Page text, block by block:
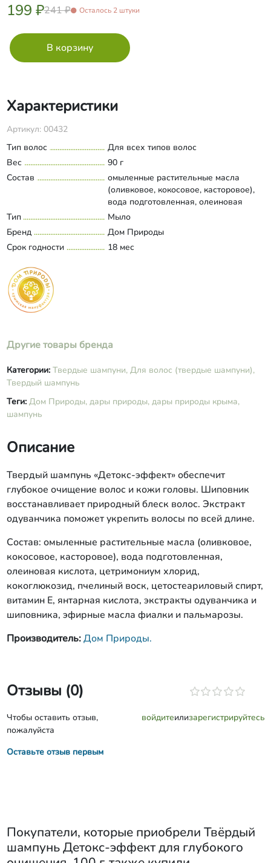
199 ₽241 ₽ Осталось 2 штуки
Характеристики
Артикул: 00432
Тип волос
Для всех типов волос
Вес
90 г
Состав
омыленные растительные масла
(оливковое, кокосовое, касторовое),
вода подготовленная, олеиновая
кислота, цетримониум хлорид,
кокоглюкозид, пчелиный воск,
цетостеариловый спирт, витамин Е,
янтарная кислота, экстракты
Развернуть состав
Тип
Мыло
Бренд
Дом Природы
Срок годности
18 мес
Другие товары бренда
Категории: Твердые шампуни, Для волос (твердые шампуни),
Твердый шампунь
Теги: Дом Природы, дары природы, дары природы крыма,
шампунь
Описание
Твердый шампунь «Детокс-эффект» обеспечит
глубокое очищение волос и кожи головы. Шиповник
восстанавливает природный блеск волос. Экстракт
одуванчика поможет укрепить волосы по всей длине.
Состав: омыленные растительные масла (оливковое,
кокосовое, касторовое), вода подготовленная,
олеиновая кислота, цетримониум хлорид,
кокоглюкозид, пчелиный воск, цетостеариловый спирт,
витамин Е, янтарная кислота, экстракты одуванчика и
шиповника, эфирные масла фиалки и пальмарозы.
Производитель:Дом Природы.
Отзывы (0)
Чтобы оставить отзыв,
пожалуйста
войдитеилизарегистрируйтесь
Оставьте отзыв первым
Покупатели, которые приобрели Твёрдый
шампунь Детокс-эффект для глубокого